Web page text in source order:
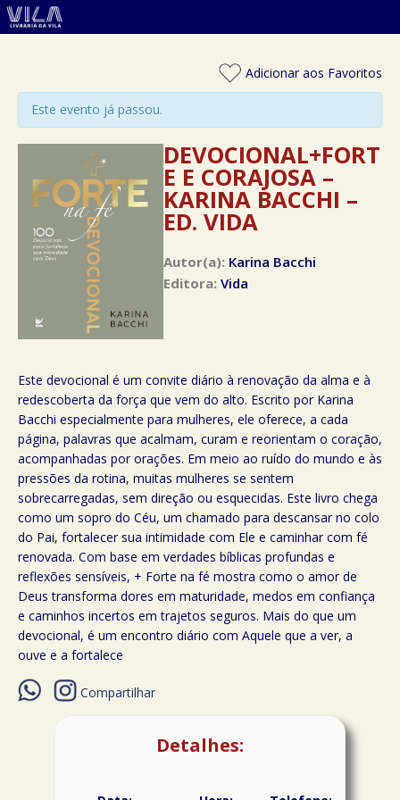
Adicionar aos Favoritos
Este evento já passou.
DEVOCIONAL+FORT
E E CORAJOSA –
KARINA BACCHI –
ED. VIDA
Autor(a): Karina Bacchi
Editora:Vida
Este devocional é um convite diário à renovação da alma e à
redescoberta da força que vem do alto. Escrito por Karina
Bacchi especialmente para mulheres, ele oferece, a cada
página, palavras que acalmam, curam e reorientam o coração,
acompanhadas por orações. Em meio ao ruído do mundo e às
pressões da rotina, muitas mulheres se sentem
sobrecarregadas, sem direção ou esquecidas. Este livro chega
como um sopro do Céu, um chamado para descansar no colo
do Pai, fortalecer sua intimidade com Ele e caminhar com fé
renovada. Com base em verdades bíblicas profundas e
reflexões sensíveis, + Forte na fé mostra como o amor de
Deus transforma dores em maturidade, medos em confiança
e caminhos incertos em trajetos seguros. Mais do que um
devocional, é um encontro diário com Aquele que a ver, a
ouve e a fortalece
Compartilhar
Detalhes: